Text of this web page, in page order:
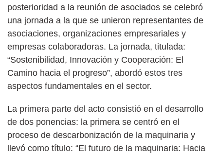
posterioridad a la reunión de asociados se celebró
una jornada a la que se unieron representantes de
asociaciones, organizaciones empresariales y
empresas colaboradoras. La jornada, titulada:
“Sostenibilidad, Innovación y Cooperación: El
Camino hacia el progreso”, abordó estos tres
aspectos fundamentales en el sector.
La primera parte del acto consistió en el desarrollo
de dos ponencias: la primera se centró en el
proceso de descarbonización de la maquinaria y
llevó como título: “El futuro de la maquinaria: Hacia